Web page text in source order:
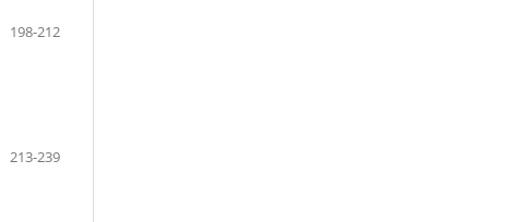
198-212
213-239